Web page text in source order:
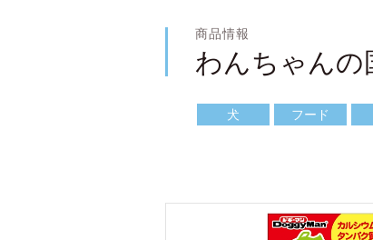
商品情報
わんちゃん
犬 フード